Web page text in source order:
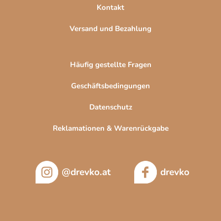
s
e
Kontakt
Versand und Bezahlung
Häufig gestellte Fragen
Geschäftsbedingungen
Datenschutz
Reklamationen & Warenrückgabe
@drevko.at drevko